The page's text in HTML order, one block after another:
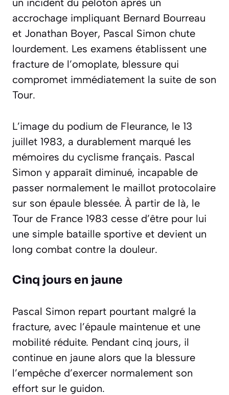
un incident du peloton après un
accrochage impliquant Bernard Bourreau
et Jonathan Boyer, Pascal Simon chute
lourdement. Les examens établissent une
fracture de l’omoplate, blessure qui
compromet immédiatement la suite de son
Tour.
L’image du podium de Fleurance, le 13
juillet 1983, a durablement marqué les
mémoires du cyclisme français. Pascal
Simon y apparaît diminué, incapable de
passer normalement le maillot protocolaire
sur son épaule blessée. À partir de là, le
Tour de France 1983 cesse d’être pour lui
une simple bataille sportive et devient un
long combat contre la douleur.
Cinq jours en jaune
Pascal Simon repart pourtant malgré la
fracture, avec l’épaule maintenue et une
mobilité réduite. Pendant cinq jours, il
continue en jaune alors que la blessure
l’empêche d’exercer normalement son
effort sur le guidon.